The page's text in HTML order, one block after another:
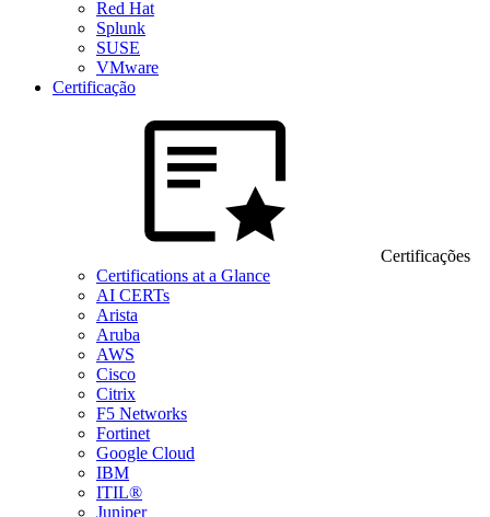
Red Hat
Splunk
SUSE
VMware
Certificação
Certificações
Certifications at a Glance
AI CERTs
Arista
Aruba
AWS
Cisco
Citrix
F5 Networks
Fortinet
Google Cloud
IBM
ITIL®
Juniper